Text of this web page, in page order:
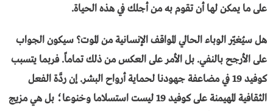
على ما يمكن لها أن تقوم به من أجلك في هذه الحياة.
هل سيُغيّر الوباء الحالي المواقف الإنسانية من الموت؟ سيكون الجواب
على الأرجح بالنفي. بل الأمر على العكس من ذلك تماماً. فربما يتسبب
كوفيد 19 في مضاعفة جهودنا لحماية أرواح البشر. إن ردَّة الفعل
الثقافية المهيمنة على كوفيد 19 ليست استسلاما وخنوعا؛ بل هي مزيج